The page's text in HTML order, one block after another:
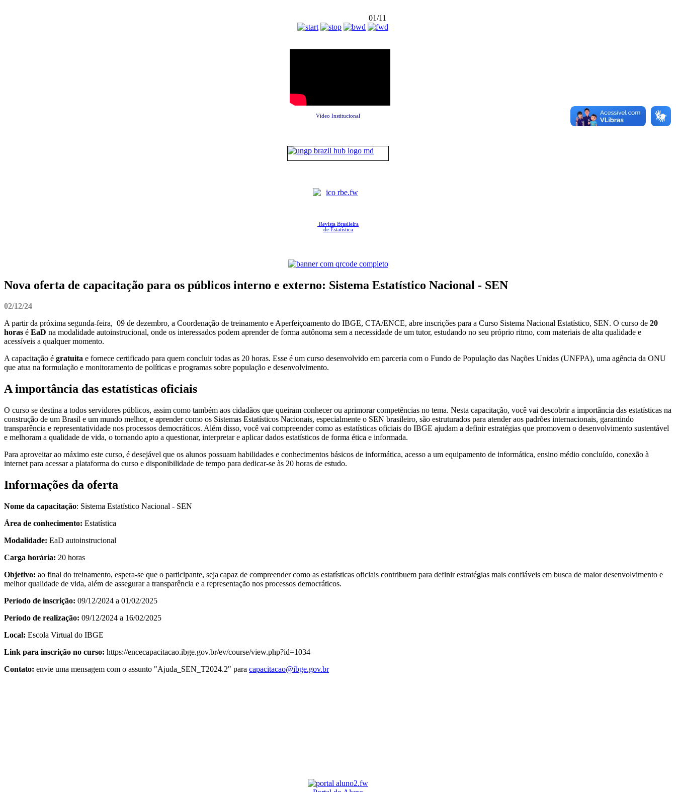
01/11
Vídeo Institucional
Revista Brasileira
de Estatística
Nova oferta de capacitação para os públicos interno e externo: Sistema Estatístico Nacional - SEN
02/12/24
A partir da próxima segunda-feira, 09 de dezembro, a Coordenação de treinamento e Aperfeiçoamento do IBGE, CTA/ENCE, abre inscrições para a Curso Sistema Nacional Estatístico, SEN. O curso de 20
horas é EaD na modalidade autoinstrucional, onde os interessados podem aprender de forma autônoma sem a necessidade de um tutor, estudando no seu próprio ritmo, com materiais de alta qualidade e
acessíveis a qualquer momento.
A capacitação é gratuita e fornece certificado para quem concluir todas as 20 horas. Esse é um curso desenvolvido em parceria com o Fundo de População das Nações Unidas (UNFPA), uma agência da ONU
que atua na formulação e monitoramento de políticas e programas sobre população e desenvolvimento.
A importância das estatísticas oficiais
O curso se destina a todos servidores públicos, assim como também aos cidadãos que queiram conhecer ou aprimorar competências no tema. Nesta capacitação, você vai descobrir a importância das estatísticas na
construção de um Brasil e um mundo melhor, e aprender como os Sistemas Estatísticos Nacionais, especialmente o SEN brasileiro, são estruturados para atender aos padrões internacionais, garantindo
transparência e representatividade nos processos democráticos. Além disso, você vai compreender como as estatísticas oficiais do IBGE ajudam a definir estratégias que promovem o desenvolvimento sustentável
e melhoram a qualidade de vida, o tornando apto a questionar, interpretar e aplicar dados estatísticos de forma ética e informada.
Para aproveitar ao máximo este curso, é desejável que os alunos possuam habilidades e conhecimentos básicos de informática, acesso a um equipamento de informática, ensino médio concluído, conexão à
internet para acessar a plataforma do curso e disponibilidade de tempo para dedicar-se às 20 horas de estudo.
Informações da oferta
Nome da capacitação: Sistema Estatístico Nacional - SEN
Área de conhecimento: Estatística
Modalidade: EaD autoinstrucional
Carga horária: 20 horas
Objetivo: ao final do treinamento, espera-se que o participante, seja capaz de compreender como as estatísticas oficiais contribuem para definir estratégias mais confiáveis em busca de maior desenvolvimento e
melhor qualidade de vida, além de assegurar a transparência e a representação nos processos democráticos.
Período de inscrição: 09/12/2024 a 01/02/2025
Período de realização: 09/12/2024 a 16/02/2025
Local: Escola Virtual do IBGE
Link para inscrição no curso: https://encecapacitacao.ibge.gov.br/ev/course/view.php?id=1034
Contato: envie uma mensagem com o assunto "Ajuda_SEN_T2024.2" para capacitacao@ibge.gov.br